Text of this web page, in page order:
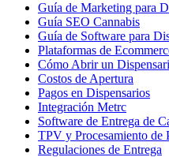
Guía de Marketing para
Guía SEO Cannabis
Guía de Software para
Plataformas de
Cómo Abrir un
Costos de Apertura
Pagos en Dispensarios
Integración Metrc
Software de Entrega de
TPV y Procesamiento de
Regulaciones de Entrega